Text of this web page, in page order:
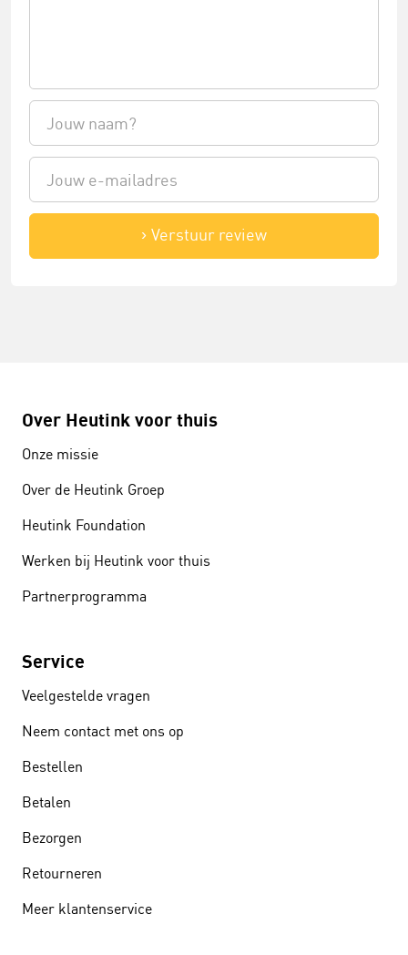
Verstuur review
Over Heutink voor thuis
Onze missie
Over de Heutink Groep
Heutink Foundation
Werken bij Heutink voor thuis
Partnerprogramma
Service
Veelgestelde vragen
Neem contact met ons op
Bestellen
Betalen
Bezorgen
Retourneren
Meer klantenservice